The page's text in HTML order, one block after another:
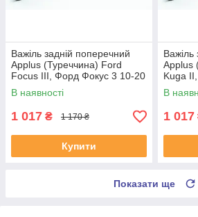
Важіль задній поперечний
Applus (Туреччина) Ford
Focus III, Форд Фокус 3 10-20
#26558AP UAFHXJZ4
В наявності
1 017 ₴ 1 170 ₴
Купити
Важіль
Applus
Kuga
В
1 017
Показати ще